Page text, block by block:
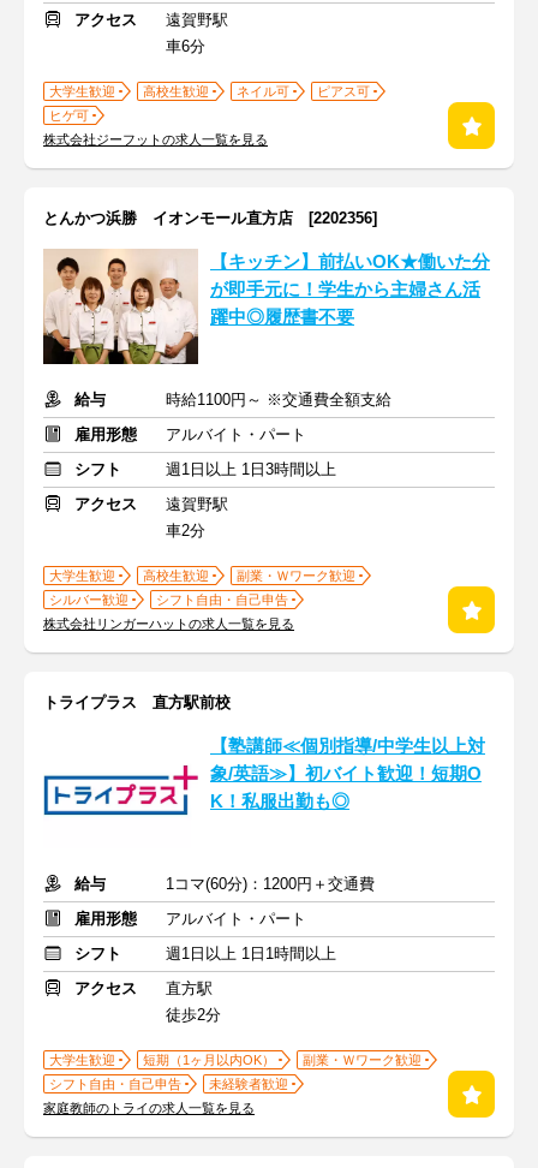
アクセス
遠賀野駅
車6分
大学生歓迎 高校生歓迎 ネイル可
ピアス可
ヒゲ可
株式会社ジーフットの求人一覧を見る
とんかつ浜勝 イオンモール直方店 [2202356]
【キッチン】前払いOK★働いた分
が即手元に！学生から主婦さん活
躍中◎履歴書不要
給与
時給1100円～ ※交通費全額支給
雇用形態
アルバイト・パート
シフト
週1日以上 1日3時間以上
アクセス
遠賀野駅
車2分
大学生歓迎 高校生歓迎
副業・Ｗワーク歓迎
シルバー歓迎
シフト自由・自己申告
株式会社リンガーハットの求人一覧を見る
トライプラス 直方駅前校
【塾講師≪個別指導/中学生以上対
象/英語≫】初バイト歓迎！短期O
K！私服出勤も◎
給与
1コマ(60分)：1200円＋交通費
雇用形態
アルバイト・パート
シフト
週1日以上 1日1時間以上
アクセス
直方駅
徒歩2分
大学生歓迎 短期（1ヶ月以内OK）
副業・Ｗワーク歓迎
シフト自由・自己申告
未経験者歓迎
家庭教師のトライの求人一覧を見る